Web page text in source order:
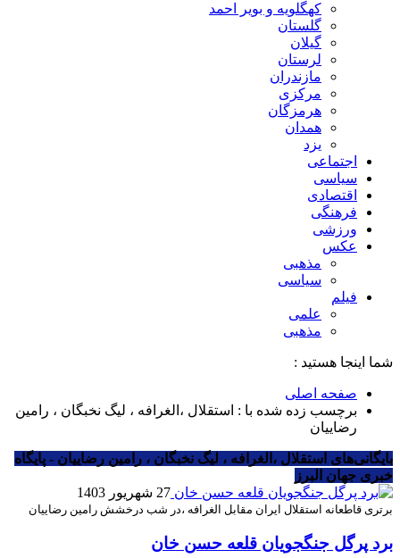
کهگلویه و بویر احمد
گلستان
گیلان
لرستان
مازندران
مرکزی
هرمزگان
همدان
یزد
اجتماعی
سیاسی
اقتصادی
فرهنگی
ورزشی
عکس
مذهبی
سیاسی
فیلم
علمی
مذهبی
شما اینجا هستید :
صفحه اصلی
برچسب زده شده با : استقلال ،الغرافه ، لیگ نخبگان ، رامین
رضاییان
بایگانی‌های استقلال ،الغرافه ، لیگ نخبگان ، رامین رضاییان - پایگاه
خبری جهان البرز
27 شهریور 1403
برتری قاطعانه استقلال ایران مقابل الغرافه ،در شب درخشش رامین رضاییان
برد پرگل جنگجویان قلعه حسن خان